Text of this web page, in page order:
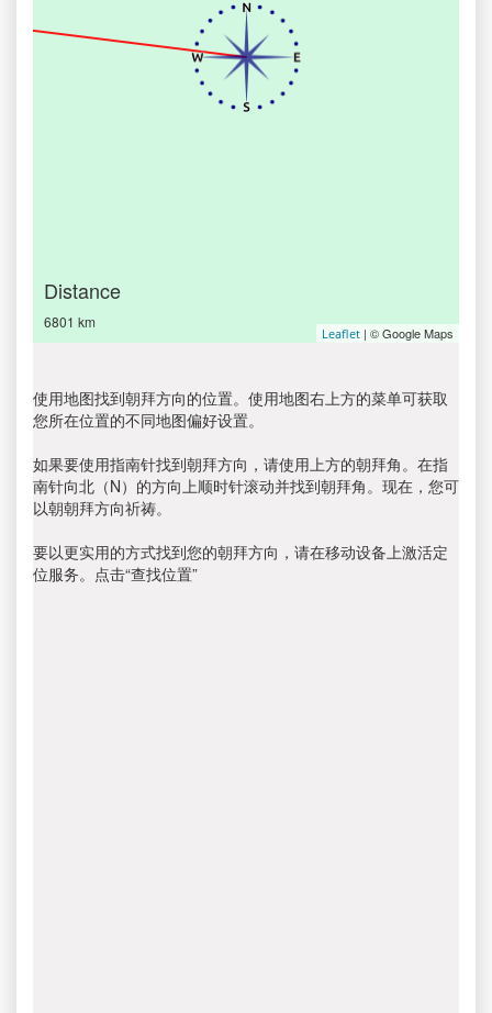
Distance
6801 km
Leaflet | © Google Maps
使用地图找到朝拜方向的位置。使用地图右上方的菜单可获取
您所在位置的不同地图偏好设置。
如果要使用指南针找到朝拜方向，请使用上方的朝拜角。在指
南针向北（N）的方向上顺时针滚动并找到朝拜角。现在，您可
以朝朝拜方向祈祷。
要以更实用的方式找到您的朝拜方向，请在移动设备上激活定
位服务。点击“查找位置”